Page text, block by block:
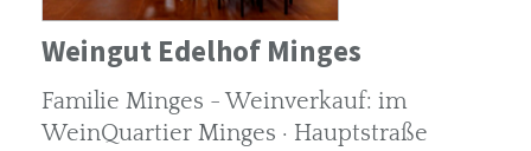
Weingut Edelhof Minges
Familie Minges - Weinverkauf: im
WeinQuartier Minges · Hauptstraße